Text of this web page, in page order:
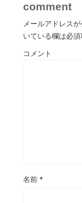
comment
メールアドレス
いている欄は必
コメント
名前 *